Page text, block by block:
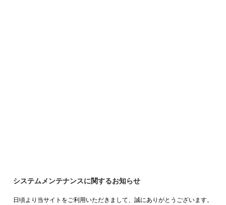
システムメンテナンスに関するお知らせ
日頃より当サイトをご利用いただきまして、誠にありがとうございます。